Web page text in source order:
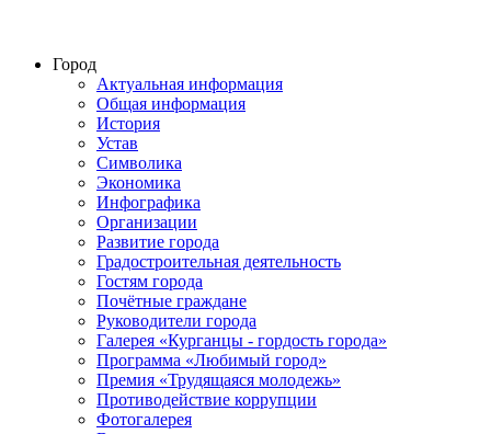
Город
Актуальная информация
Общая информация
История
Устав
Символика
Экономика
Инфографика
Организации
Развитие города
Градостроительная деятельность
Гостям города
Почётные граждане
Руководители города
Галерея «Курганцы - гордость города»
Программа «Любимый город»
Премия «Трудящаяся молодежь»
Противодействие коррупции
Фотогалерея